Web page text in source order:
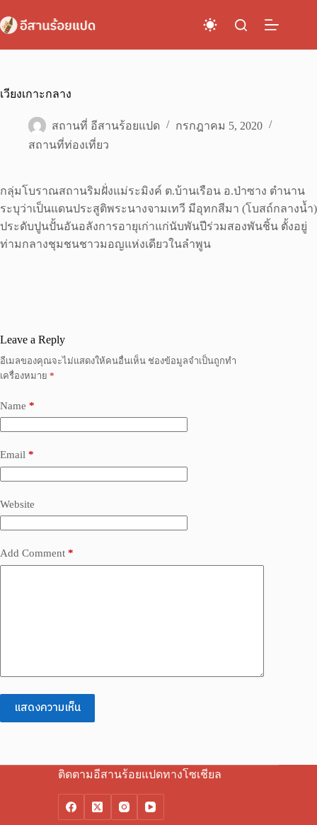
to
content
เวียงเกาะกลาง
สถานที่ อีสานร้อยแปด
กรกฎาคม 5, 2020
สถานที่ท่องเที่ยว
กลุ่มโบราณสถานริมฝั่งแม่ระมิงค์ ต.บ้านเรือน อ.ป่าซาง ตำนาน
ระบุว่าเป็นแดนประสูติพระนางจามเทวี มีอุทกสีมา (โบสถ์กลางน้ำ)
ประดับปูนปั้นอันอลังการอายุเก่าแก่นับพันปีร่วมสองพันชิ้น ตั้งอยู่
ท่ามกลางชุมชนชาวมอญแห่งเดียวในลำพูน
Leave a Reply
อีเมลของคุณจะไม่แสดงให้คนอื่นเห็น ช่องข้อมูลจำเป็นถูกทำ
เครื่องหมาย *
Name *
Email *
Website
Add Comment *
แสดงความเห็น
ติดตามอีสานร้อยแปดทางโซเชียล